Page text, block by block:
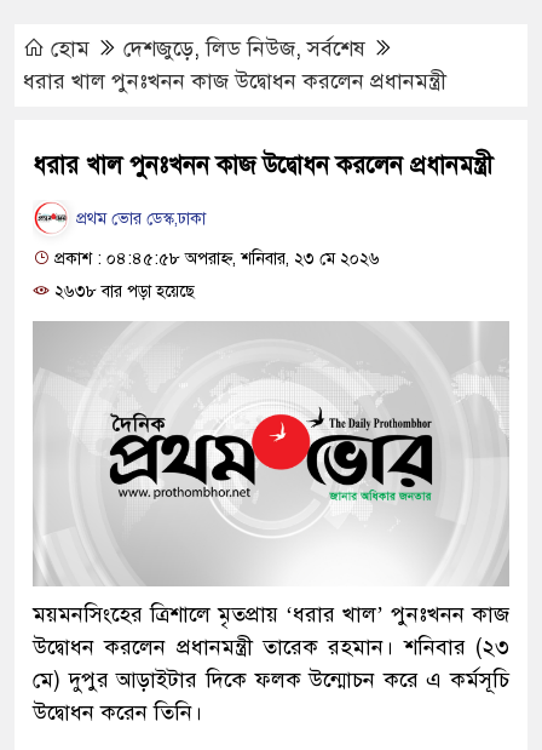
হোম দেশজুড়ে,লিড নিউজ,সর্বশেষ
ধরার খাল পুনঃখনন কাজ উদ্বোধন করলেন প্রধানমন্ত্রী
ধরার খাল পুনঃখনন কাজ উদ্বোধন করলেন প্রধানমন্ত্রী
প্রথম ভোর ডেস্ক,ঢাকা
প্রকাশ : ০৪:৪৫:৫৮ অপরাহ্ন, শনিবার, ২৩ মে ২০২৬
২৬৩৮ বার পড়া হয়েছে
ময়মনসিংহের ত্রিশালে মৃতপ্রায় ‘ধরার খাল’ পুনঃখনন কাজ
উদ্বোধন করলেন প্রধানমন্ত্রী তারেক রহমান। শনিবার (২৩
মে) দুপুর আড়াইটার দিকে ফলক উন্মোচন করে এ কর্মসূচি
উদ্বোধন করেন তিনি।